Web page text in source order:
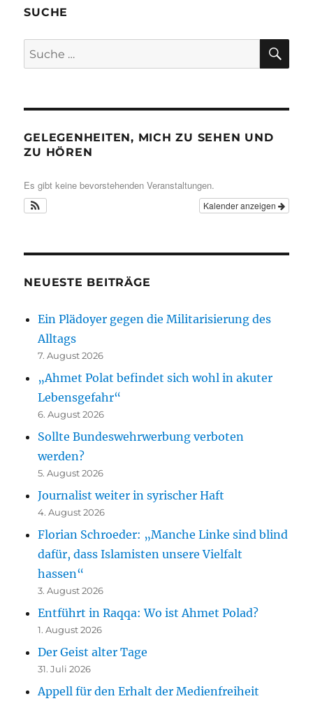
SUCHE
Suche
nach:
GELEGENHEITEN, MICH ZU SEHEN UND
ZU HÖREN
Es gibt keine bevorstehenden Veranstaltungen.
Kalender anzeigen
NEUESTE BEITRÄGE
Ein Plädoyer gegen die Militarisierung des
Alltags
7. August 2026
„Ahmet Polat befindet sich wohl in akuter
Lebensgefahr“
6. August 2026
Sollte Bundeswehrwerbung verboten
werden?
5. August 2026
Journalist weiter in syrischer Haft
4. August 2026
Florian Schroeder: „Manche Linke sind blind
dafür, dass Islamisten unsere Vielfalt
hassen“
3. August 2026
Entführt in Raqqa: Wo ist Ahmet Polad?
1. August 2026
Der Geist alter Tage
31. Juli 2026
Appell für den Erhalt der Medienfreiheit